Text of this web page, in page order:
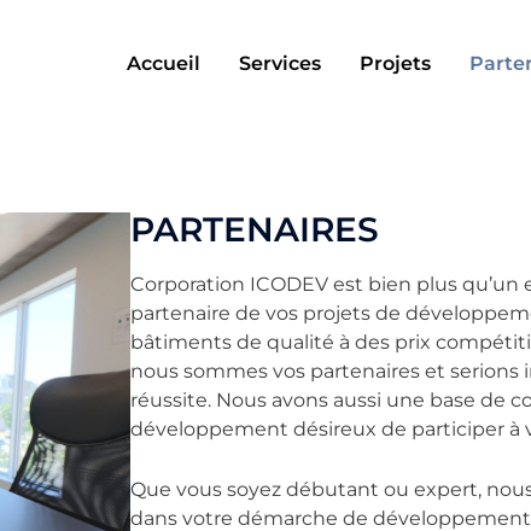
Accueil Services Projets
PARTENAIRES
Corporation ICODEV est bien plus
partenaire de vos projets de
bâtiments de qualité à des prix
nous sommes vos partenaires et serions
réussite. Nous avons aussi une base de
développement désireux de participer à
Que vous soyez débutant ou expert,
dans votre démarche de